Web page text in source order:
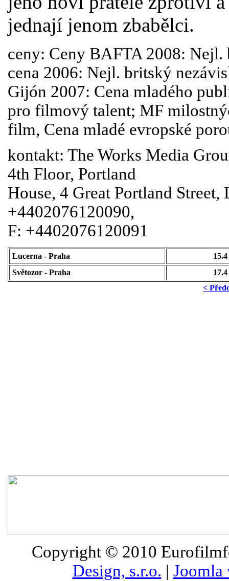
jednají jenom zbabělci.
ceny: Ceny BAFTA 2008:
cena 2006: Nejl. britský
Gijón 2007: Cena mladého
pro filmový talent; MF
film, Cena mladé evropské
kontakt: The Works Media
4th Floor, Portland
House, 4 Great Portland
+4402076120090,
F: +4402076120091
Lucerna - Praha
15.4
Světozor - Praha
17.4
<
Copyright © 2010
Design, s.r.o. | Joomla